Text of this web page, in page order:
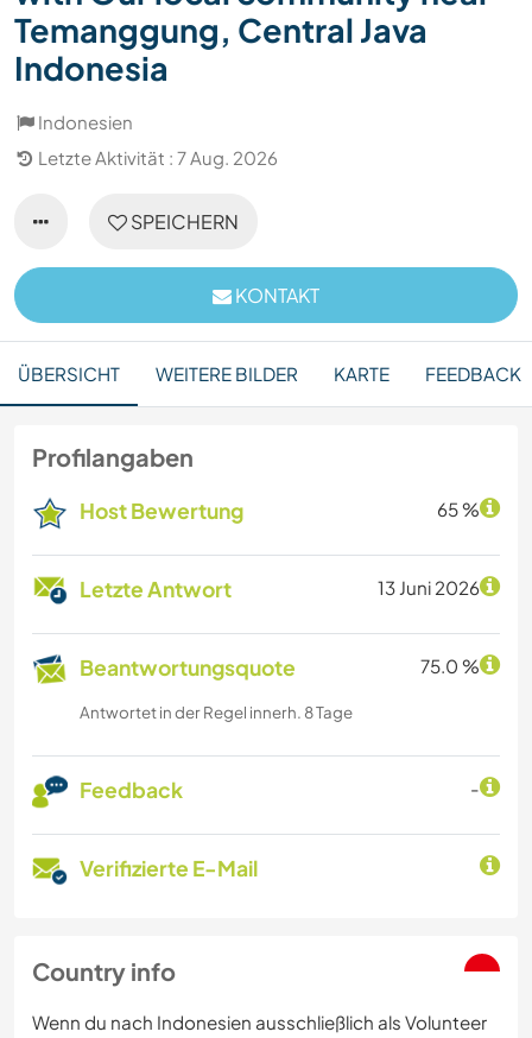
Temanggung, Central Java
Indonesia
Indonesien
Letzte Aktivität : 7 Aug. 2026
SPEICHERN
KONTAKT
ÜBERSICHT WEITERE BILDER KARTE FEEDBACK
Profilangaben
Host Bewertung 65 %
Letzte Antwort 13 Juni 2026
Beantwortungsquote 75.0 %
Antwortet in der Regel innerh. 8 Tage
Feedback -
Verifizierte E-Mail
Country info
Wenn du nach Indonesien ausschließlich als Volunteer